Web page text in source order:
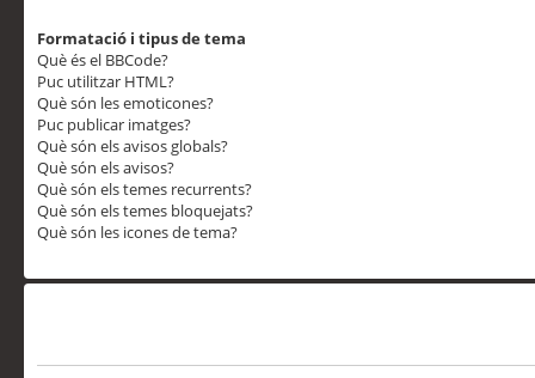
Formatació i tipus de tema
Què és el BBCode?
Puc utilitzar HTML?
Què són les emoticones?
Puc publicar imatges?
Què són els avisos globals?
Què són els avisos?
Què són els temes recurrents?
Què són els temes bloquejats?
Què són les icones de tema?